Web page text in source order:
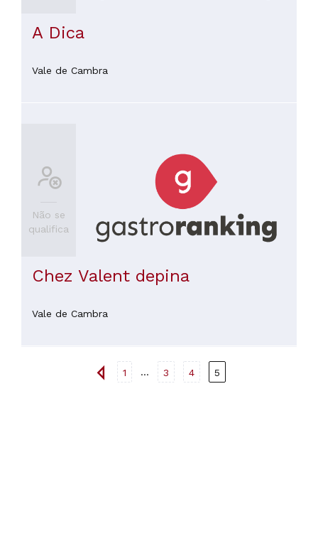
A Dica
Vale de Cambra
Não se
qualifica
Chez Valent depina
Vale de Cambra
1 ... 3 4 5